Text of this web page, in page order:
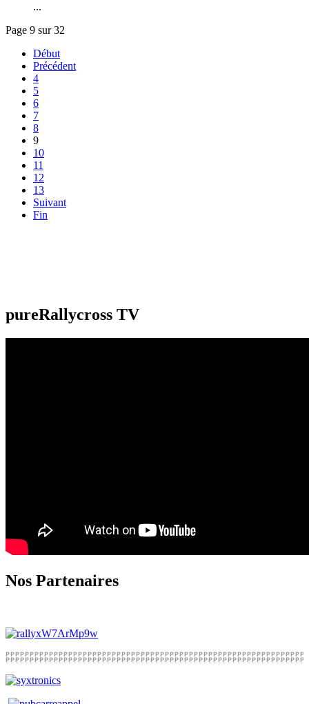
...
Page 9 sur 32
Début
Précédent
4
5
6
7
8
9
10
11
12
13
Suivant
Fin
pureRallycross TV
Nos Partenaires